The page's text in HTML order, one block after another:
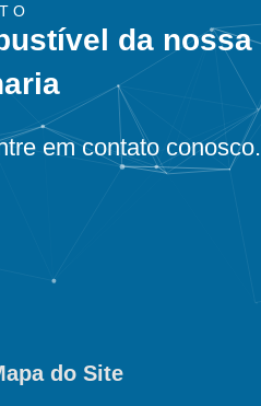
da nossa
em contato conosco.
do Site